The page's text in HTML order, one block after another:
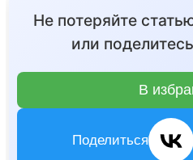
Не потеряйте
или
В
Поделиться